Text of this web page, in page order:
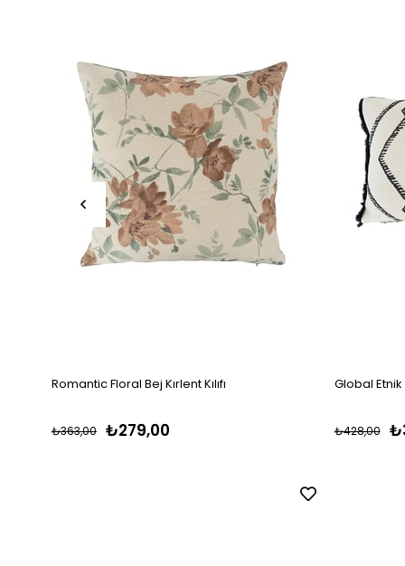
Romantic Floral Bej Kırlent Kılıfı
₺279,00
₺363,00
Global Etnik
₺428,00